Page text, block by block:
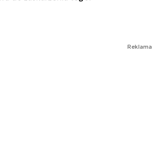
Reklama